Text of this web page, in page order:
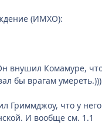
(ИМХО):
внушил Комамуре,
бы врагам умереть.)))
Гриммджоу, что у
И вообще см. 1.1